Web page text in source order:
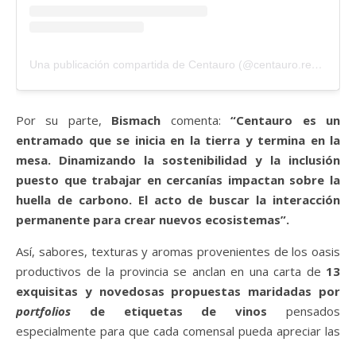
Por su parte, Bismach comenta:“Centauro es un
entramado que se inicia en la tierra y termina en la
mesa. Dinamizando la sostenibilidad y la inclusión
puesto que trabajar en cercanías impactan sobre la
huella de carbono. El acto de buscar la interacción
permanente para crear nuevos ecosistemas”.
Así, sabores, texturas y aromas provenientes de los oasis
productivos de la provincia se anclan en una carta de 13
exquisitas y novedosas propuestas maridadas por
portfolios de etiquetas de vinos pensados
especialmente para que cada comensal pueda apreciar las